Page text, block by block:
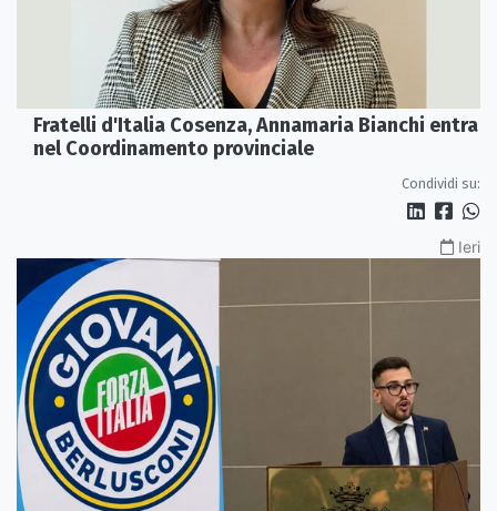
Fratelli d'Italia Cosenza, Annamaria Bianchi entra
nel Coordinamento provinciale
Condividi su:
Ieri